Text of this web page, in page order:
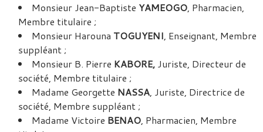
Monsieur Jean-Baptiste YAMEOGO, Pharmacien,
Membre titulaire ;
Monsieur Harouna TOGUYENI, Enseignant, Membre
suppléant ;
Monsieur B. Pierre KABORE, Juriste, Directeur de
société, Membre titulaire ;
Madame Georgette NASSA, Juriste, Directrice de
société, Membre suppléant ;
Madame Victoire BENAO, Pharmacien, Membre